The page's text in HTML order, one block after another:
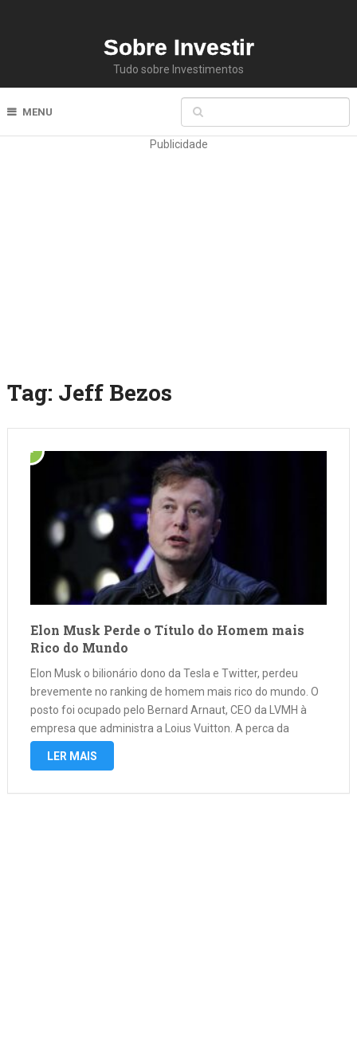
Sobre Investir
Tudo sobre Investimentos
MENU
Publicidade
Tag: Jeff Bezos
Elon Musk Perde o Título do Homem mais
Rico do Mundo
Elon Musk o bilionário dono da Tesla e Twitter, perdeu
brevemente no ranking de homem mais rico do mundo. O
posto foi ocupado pelo Bernard Arnaut, CEO da LVMH à
empresa que administra a Loius Vuitton. A perca da
fortuna de Elon foi bastante rápida ates …
LER MAIS